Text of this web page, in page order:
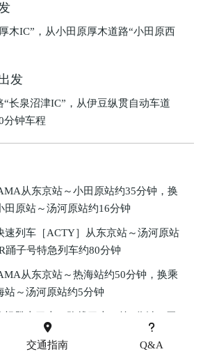
木IC”，从小田原厚木道路“小田原西
发
长泉沼津IC”，从伊豆纵贯自动车道
分钟车程
从东京站～小田原站约35分钟，换
田原站～汤河原站约16分钟
速列车［ACTY］从东京站～汤河原站
踊子号特急列车约80分钟
从东京站～热海站约50分钟，换乘
站～汤河原站约5分钟
钟
交通指南 Q&A